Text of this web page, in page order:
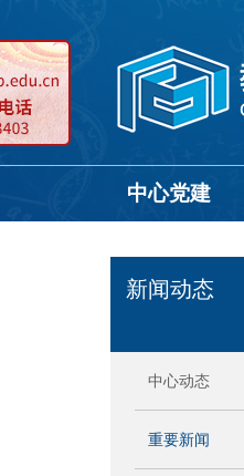
中心党建
新闻动态
中心动态
重要新闻